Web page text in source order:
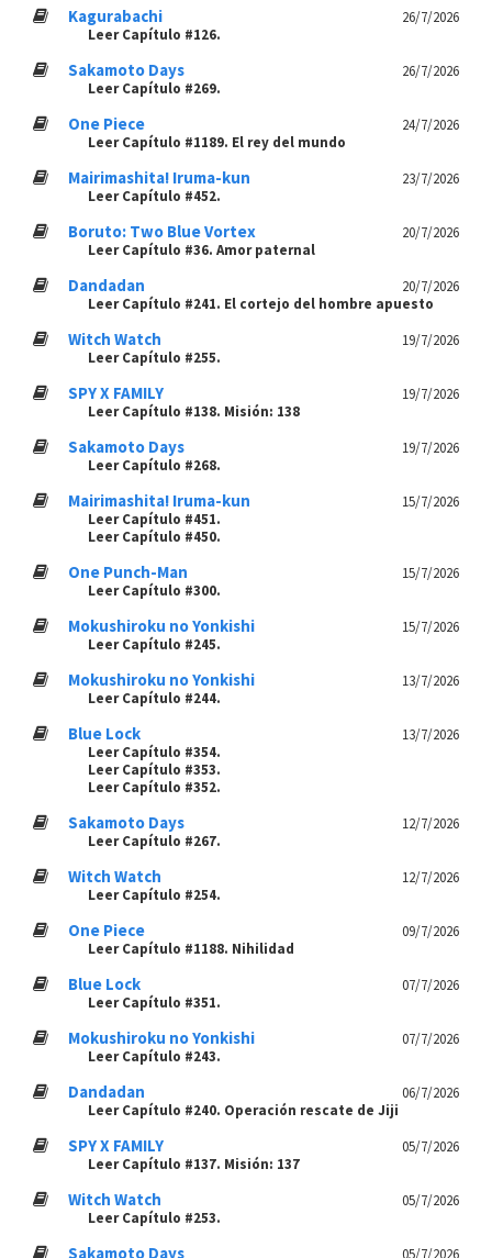
Kagurabachi
26/7/2026
Leer Capítulo #126.
Sakamoto Days
26/7/2026
Leer Capítulo #269.
One Piece
24/7/2026
Leer Capítulo #1189. El rey del mundo
Mairimashita! Iruma-kun
23/7/2026
Leer Capítulo #452.
Boruto: Two Blue Vortex
20/7/2026
Leer Capítulo #36. Amor paternal
Dandadan
20/7/2026
Leer Capítulo #241. El cortejo del hombre apuesto
Witch Watch
19/7/2026
Leer Capítulo #255.
SPY X FAMILY
19/7/2026
Leer Capítulo #138. Misión: 138
Sakamoto Days
19/7/2026
Leer Capítulo #268.
Mairimashita! Iruma-kun
15/7/2026
Leer Capítulo #451.
Leer Capítulo #450.
One Punch-Man
15/7/2026
Leer Capítulo #300.
Mokushiroku no Yonkishi
15/7/2026
Leer Capítulo #245.
Mokushiroku no Yonkishi
13/7/2026
Leer Capítulo #244.
Blue Lock
13/7/2026
Leer Capítulo #354.
Leer Capítulo #353.
Leer Capítulo #352.
Sakamoto Days
12/7/2026
Leer Capítulo #267.
Witch Watch
12/7/2026
Leer Capítulo #254.
One Piece
09/7/2026
Leer Capítulo #1188. Nihilidad
Blue Lock
07/7/2026
Leer Capítulo #351.
Mokushiroku no Yonkishi
07/7/2026
Leer Capítulo #243.
Dandadan
06/7/2026
Leer Capítulo #240. Operación rescate de Jiji
SPY X FAMILY
05/7/2026
Leer Capítulo #137. Misión: 137
Witch Watch
05/7/2026
Leer Capítulo #253.
Sakamoto Days 05/7/2026